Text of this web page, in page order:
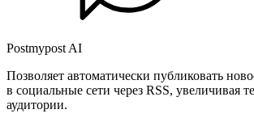
Postmypost AI
Позволяет автоматически публиковать
в социальные сети через RSS, увеличивая
аудитории.